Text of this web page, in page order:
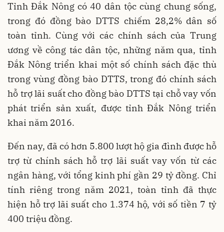
Tỉnh Đắk Nông có 40 dân tộc cùng chung sống,
trong đó đồng bào DTTS chiếm 28,2% dân số
toàn tỉnh. Cùng với các chính sách của Trung
ương về công tác dân tộc, những năm qua, tỉnh
Đắk Nông triển khai một số chính sách đặc thù
trong vùng đồng bào DTTS, trong đó chính sách
hỗ trợ lãi suất cho đồng bào DTTS tại chỗ vay vốn
phát triển sản xuất, được tỉnh Đắk Nông triển
khai năm 2016.
Đến nay, đã có hơn 5.800 lượt hộ gia đình được hỗ
trợ từ chính sách hỗ trợ lãi suất vay vốn từ các
ngân hàng, với tổng kinh phí gần 29 tỷ đồng. Chỉ
tính riêng trong năm 2021, toàn tỉnh đã thực
hiện hỗ trợ lãi suất cho 1.374 hộ, với số tiền 7 tỷ
400 triệu đồng.